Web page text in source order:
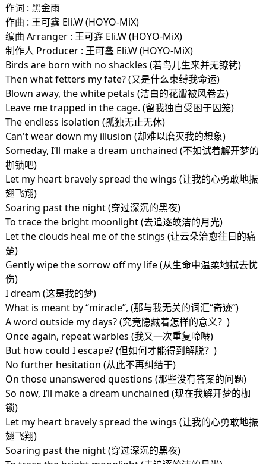
作词 : 黑金雨
作曲 : 王可鑫 Eli.W (HOYO-MiX)
编曲 Arranger : 王可鑫 Eli.W (HOYO-MiX)
制作人 Producer : 王可鑫 Eli.W (HOYO-MiX)
Birds are born with no shackles (若鸟儿生来并无镣铐)
Then what fetters my fate? (又是什么束缚我命运)
Blown away, the white petals (洁白的花瓣被风卷去)
Leave me trapped in the cage. (留我独自受困于囚笼)
The endless isolation (孤独无止无休)
Can't wear down my illusion (却难以磨灭我的想象)
Someday, I’ll make a dream unchained (不如试着解开梦的
枷锁吧)
Let my heart bravely spread the wings (让我的心勇敢地振
翅飞翔)
Soaring past the night (穿过深沉的黑夜)
To trace the bright moonlight (去追逐皎洁的月光)
Let the clouds heal me of the stings (让云朵治愈往日的痛
楚)
Gently wipe the sorrow off my life (从生命中温柔地拭去忧
伤)
I dream (这是我的梦)
What is meant by “miracle”, (那与我无关的词汇“奇迹”)
A word outside my days? (究竟隐藏着怎样的意义？)
Once again, repeat warbles (我又一次重复啼啭)
But how could I escape? (但如何才能得到解脱？)
No further hesitation (从此不再纠结于)
On those unanswered questions (那些没有答案的问题)
So now, I’ll make a dream unchained (现在我解开梦的枷
锁)
Let my heart bravely spread the wings (让我的心勇敢地振
翅飞翔)
Soaring past the night (穿过深沉的黑夜)